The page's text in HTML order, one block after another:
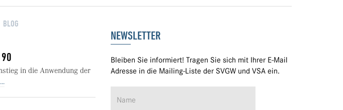
BLOG
in die Anwendung der
NEWSLETTER
Bleiben Sie informiert! Tragen Sie sich mit Ihrer E-Mail
Adresse in die Mailing-Liste der SVGW und VSA ein.